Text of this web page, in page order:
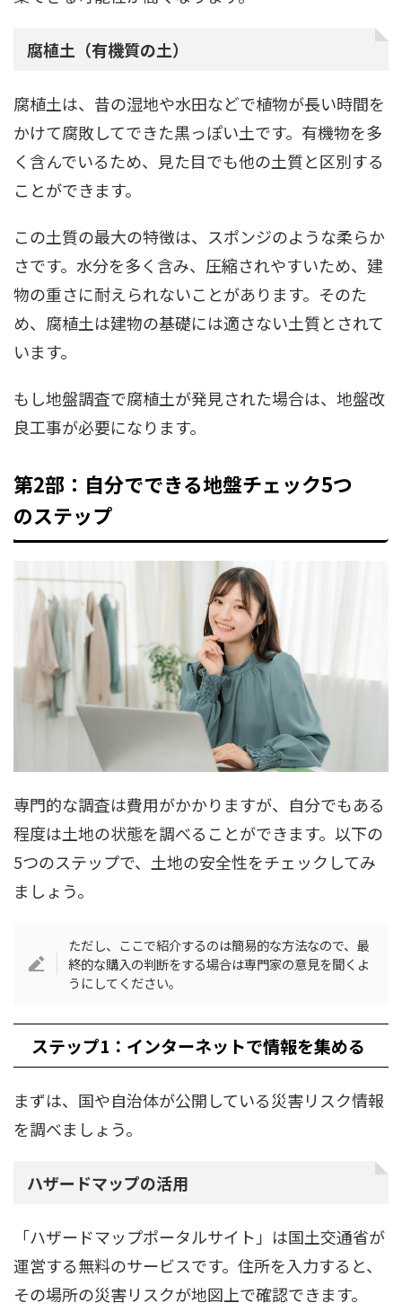
腐植土（有機質の土）
腐植土は、昔の湿地や水田などで植物が長い時間を
かけて腐敗してできた黒っぽい土です。有機物を多
く含んでいるため、見た目でも他の土質と区別する
ことができます。
この土質の最大の特徴は、スポンジのような柔らか
さです。水分を多く含み、圧縮されやすいため、建
物の重さに耐えられないことがあります。そのた
め、腐植土は建物の基礎には適さない土質とされて
います。
もし地盤調査で腐植土が発見された場合は、地盤改
良工事が必要になります。
第2部：自分でできる地盤チェック5つ
のステップ
専門的な調査は費用がかかりますが、自分でもある
程度は土地の状態を調べることができます。以下の
5つのステップで、土地の安全性をチェックしてみ
ましょう。
ただし、ここで紹介するのは簡易的な方法なので、最
終的な購入の判断をする場合は専門家の意見を聞くよ
うにしてください。
ステップ1：インターネットで情報を集める
まずは、国や自治体が公開している災害リスク情報
を調べましょう。
ハザードマップの活用
「ハザードマップポータルサイト」は国土交通省が
運営する無料のサービスです。住所を入力すると、
その場所の災害リスクが地図上で確認できます。